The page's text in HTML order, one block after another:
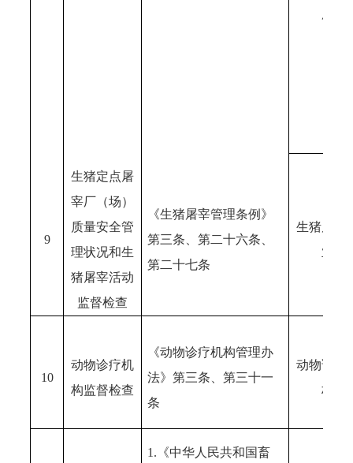
所
9
生猪定点屠
宰厂（场）
质量安全管
理状况和生
猪屠宰活动
监督检查
《生猪屠宰管理条例》
第三条、第二十六条、
第二十七条
生猪屠宰
业
10
动物诊疗机
构监督检查
《动物诊疗机构管理办
法》第三条、第三十一
条
动物诊疗
构
1.《中华人民共和国畜